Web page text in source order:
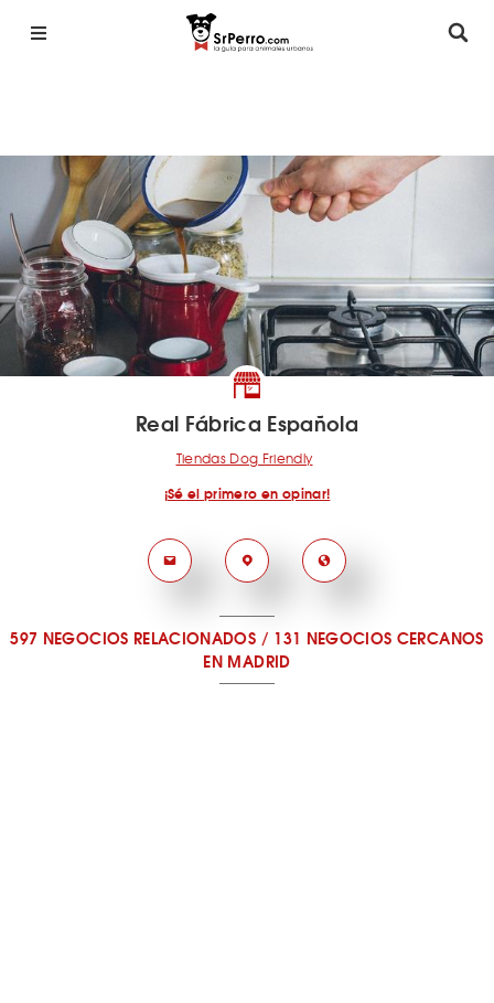
Real Fábrica Española
Tiendas Dog Friendly
¡Sé el primero en opinar!
597 NEGOCIOS RELACIONADOS / 131 NEGOCIOS CERCANOS
EN MADRID